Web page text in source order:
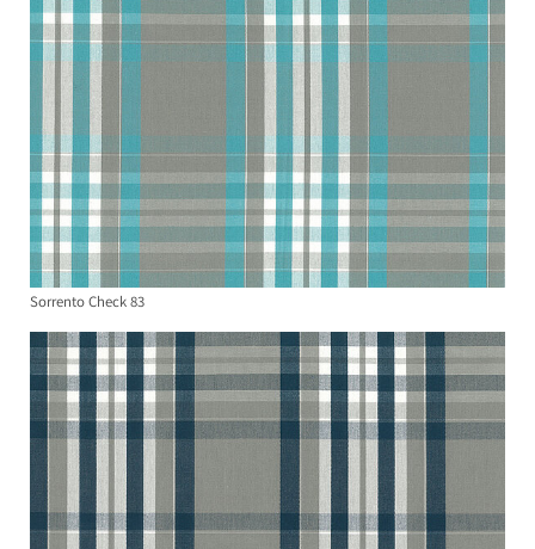
Sorrento Check 83